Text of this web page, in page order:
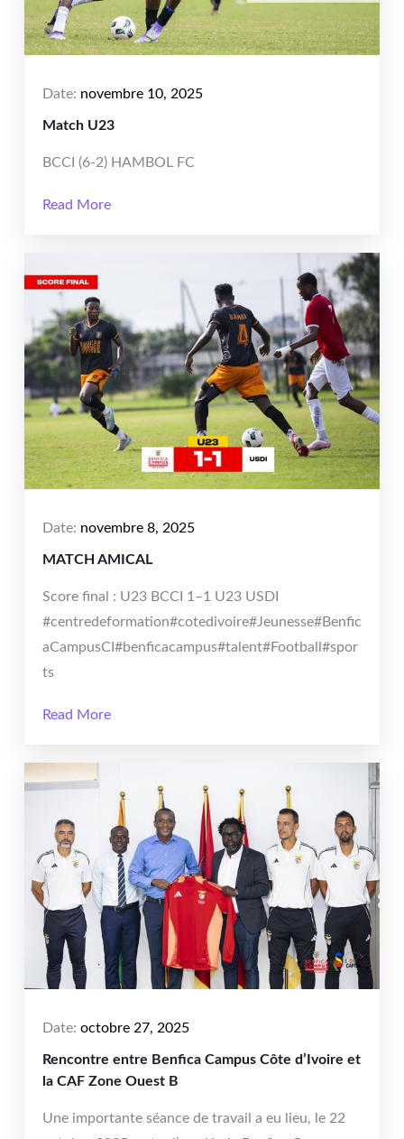
Date: novembre 10, 2025
Match U23
BCCI (6-2) HAMBOL FC
Read More
Date: novembre 8, 2025
MATCH AMICAL
Score final : U23 BCCI 1–1 U23 USDI
#centredeformation#cotedivoire#Jeunesse#Benfic
aCampusCI#benficacampus#talent#Football#spor
ts
Read More
Date: octobre 27, 2025
Rencontre entre Benfica Campus Côte d’Ivoire et
la CAF Zone Ouest B
Une importante séance de travail a eu lieu, le 22